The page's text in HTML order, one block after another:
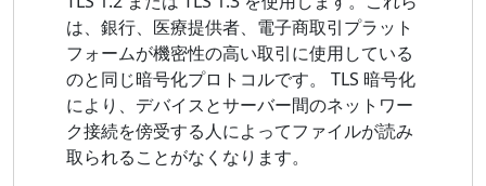
は、銀行、医療提供者、電子商取引プラット
フォームが機密性の高い取引に使用している
のと同じ暗号化プロトコルです。 TLS 暗号化
により、デバイスとサーバー間のネットワー
ク接続を傍受する人によってファイルが読み
取られることがなくなります。